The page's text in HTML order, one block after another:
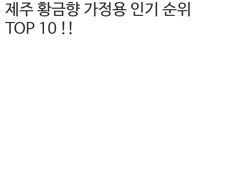
제주 황금향 가정용 인기 순위
TOP 10 !!